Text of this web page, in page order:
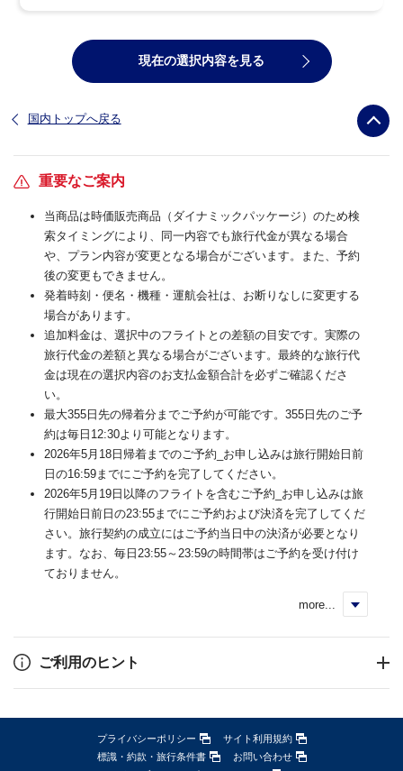
現在の選択内容を見る
国内トップへ戻る
重要なご案内
当商品は時価販売商品（ダイナミックパッケージ）のため検
索タイミングにより、同一内容でも旅行代金が異なる場合
や、プラン内容が変更となる場合がございます。また、予約
後の変更もできません。
発着時刻・便名・機種・運航会社は、お断りなしに変更する
場合があります。
追加料金は、選択中のフライトとの差額の目安です。実際の
旅行代金の差額と異なる場合がございます。最終的な旅行代
金は現在の選択内容のお支払金額合計を必ずご確認くださ
い。
最大355日先の帰着分までご予約が可能です。355日先のご予
約は毎日12:30より可能となります。
2026年5月18日帰着までのご予約_お申し込みは旅行開始日前
日の16:59までにご予約を完了してください。
2026年5月19日以降のフライトを含むご予約_お申し込みは旅
行開始日前日の23:55までにご予約および決済を完了してくだ
さい。旅行契約の成立にはご予約当日中の決済が必要となり
ます。なお、毎日23:55～23:59の時間帯はご予約を受け付け
ておりません。
more...
ご利用のヒント
プライバシーポリシー
サイト利用規約
標識・約款・旅行条件書
お問い合わせ